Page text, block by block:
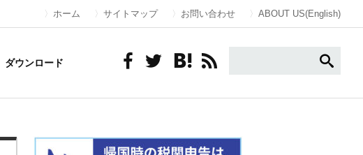
ホーム サイトマップ お問い合わせ ABOUT US(English)
ダウンロード